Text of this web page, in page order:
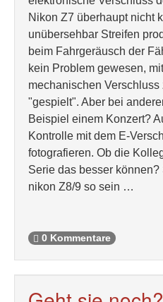
Nikon Z7 überhaupt nicht
unübersehbar Streifen
beim Fahrgeräusch der
kein Problem gewesen,
mechanischen
"gespielt". Aber bei
Beispiel einem Konzert?
Kontrolle mit dem E-
fotografieren. Ob die
Serie das besser
nikon Z8/9 so sein …
0 Kommentare